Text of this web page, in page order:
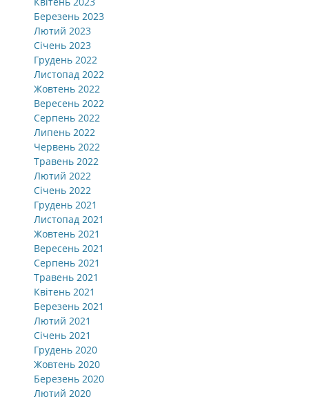
Березень 2023
Лютий 2023
Січень 2023
Грудень 2022
Листопад 2022
Жовтень 2022
Вересень 2022
Серпень 2022
Липень 2022
Червень 2022
Травень 2022
Лютий 2022
Січень 2022
Грудень 2021
Листопад 2021
Жовтень 2021
Вересень 2021
Серпень 2021
Травень 2021
Квітень 2021
Березень 2021
Лютий 2021
Січень 2021
Грудень 2020
Жовтень 2020
Березень 2020
Лютий 2020